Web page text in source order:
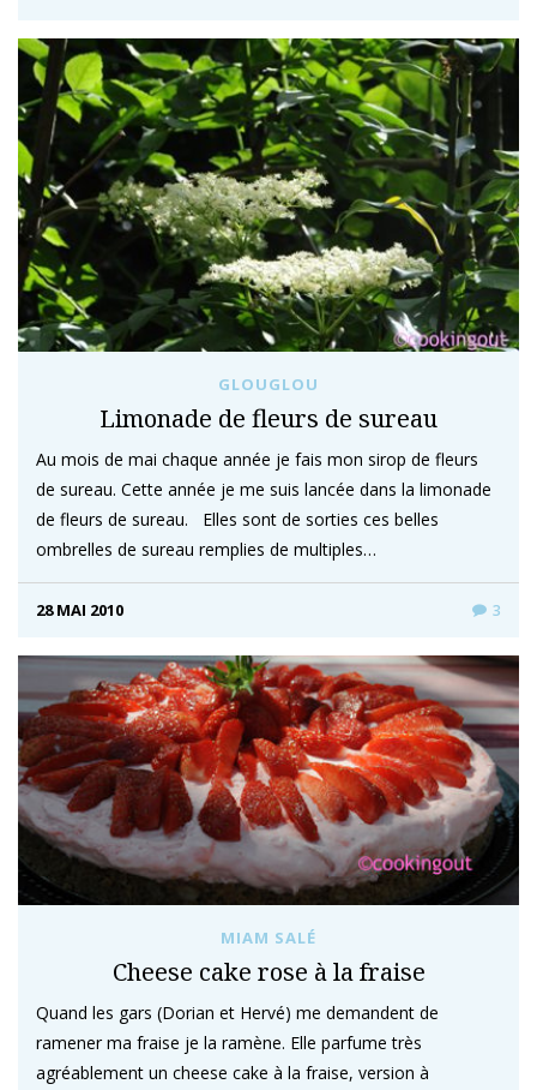
GLOUGLOU
Limonade de fleurs de sureau
Au mois de mai chaque année je fais mon sirop de fleurs
de sureau. Cette année je me suis lancée dans la limonade
de fleurs de sureau. Elles sont de sorties ces belles
ombrelles de sureau remplies de multiples…
28 MAI 2010 3
MIAM SALÉ
Cheese cake rose à la fraise
Quand les gars (Dorian et Hervé) me demandent de
ramener ma fraise je la ramène. Elle parfume très
agréablement un cheese cake à la fraise, version à